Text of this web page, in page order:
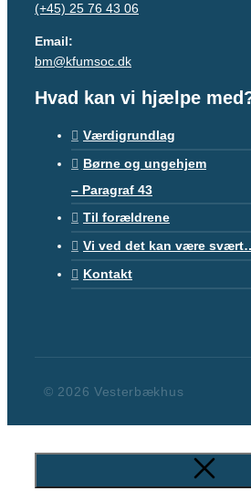
(+45) 25 76 43 06
Email:
bm@kfumsoc.dk
Hvad kan vi hjælpe
Værdigrundlag
Børne og ungehjem
– Paragraf 43
Til forældrene
Vi ved det kan være
Kontakt
© 2026 Vesterbækhus